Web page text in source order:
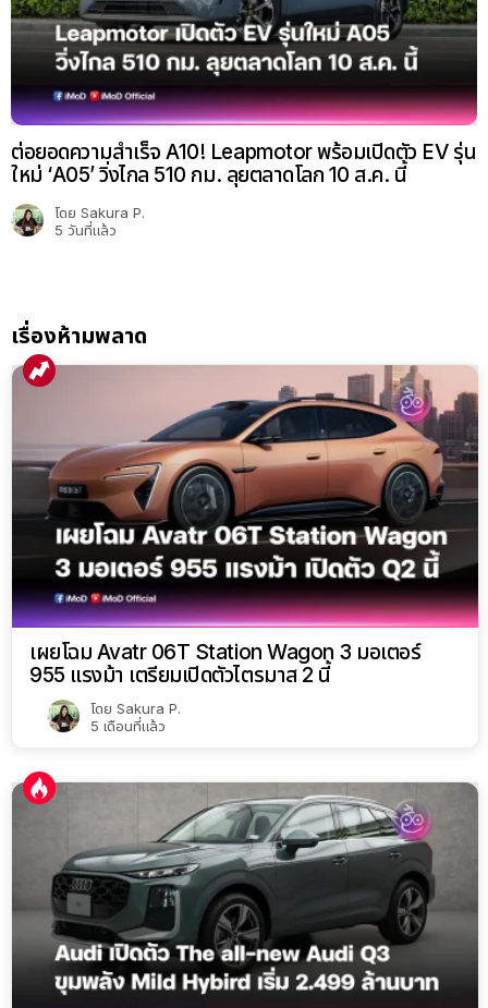
ต่อยอดความสำเร็จ A10! Leapmotor พร้อมเปิดตัว EV รุ่น
ใหม่ ‘A05’ วิ่งไกล 510 กม. ลุยตลาดโลก 10 ส.ค. นี้
โดย Sakura P.
5 วันที่แล้ว
เรื่องห้ามพลาด
เผยโฉม Avatr 06T Station Wagon 3 มอเตอร์
955 แรงม้า เตรียมเปิดตัวไตรมาส 2 นี้
โดย Sakura P.
5 เดือนที่แล้ว